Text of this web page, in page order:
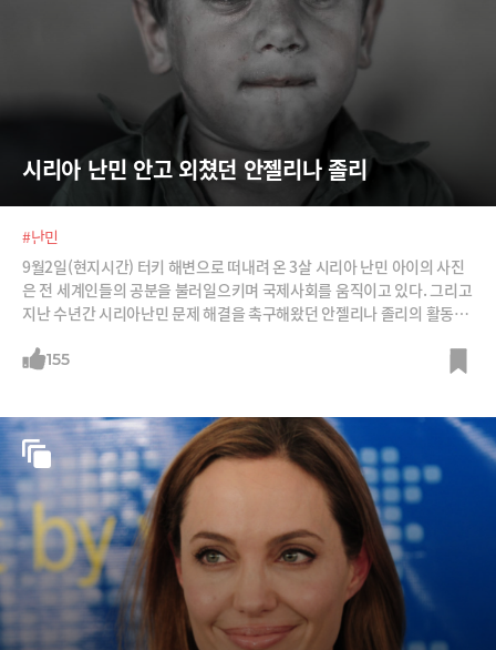
시리아 난민 안고 외쳤던 안젤리나 졸리
#난민
9월2일(현지시간) 터키 해변으로 떠내려 온 3살 시리아 난민 아이의 사진
은 전 세계인들의 공분을 불러일으키며 국제사회를 움직이고 있다. 그리고
지난 수년간 시리아난민 문제 해결을 촉구해왔던 안젤리나 졸리의 활동도
Let's CC, 유엔난민기구 홈페이지
155